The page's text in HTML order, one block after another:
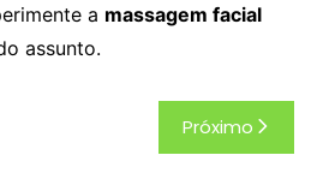
a massagem facial
assunto.
Próximo